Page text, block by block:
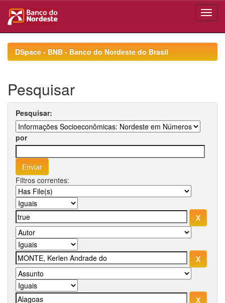
navigationDSpace - BNB - Banco do Nordeste do Brasil
Pesquisar
Pesquisar:
por
Filtros correntes: